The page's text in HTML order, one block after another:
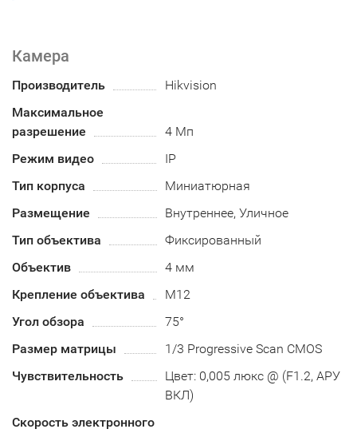
Камера
Производитель
Hikvision
Максимальное
разрешение
4 Мп
Режим видео
IP
Тип корпуса
Миниатюрная
Размещение
Внутреннее, Уличное
Тип объектива
Фиксированный
Объектив
4 мм
Крепление объектива
М12
Угол обзора
75°
Размер матрицы
1/3 Progressive Scan CMOS
Чувствительность
Цвет: 0,005 люкс @ (F1.2, АРУ
ВКЛ)
Скорость электронного